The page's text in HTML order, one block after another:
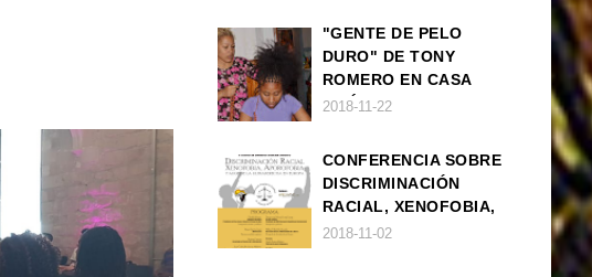
"GENTE DE PELO
DURO" DE TONY
ROMERO EN CASA
AMÉRICA
2018-11-22
CONFERENCIA SOBRE
DISCRIMINACIÓN
RACIAL, XENOFOBIA,
APOROFOBIA Y AUGE
2018-11-02